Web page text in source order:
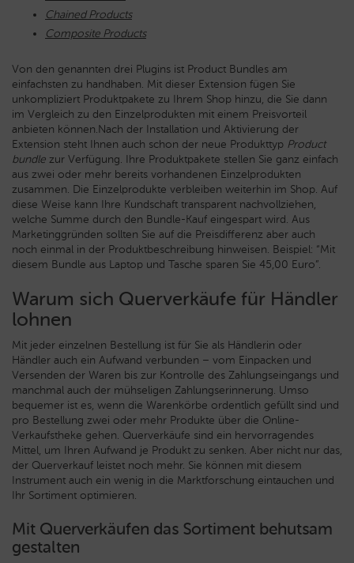
Chained Products
Composite Products
Von den genannten drei Plugins ist Product Bundles am
einfachsten zu handhaben. Mit dieser Extension fügen Sie
unkompliziert Produktpakete zu Ihrem Shop hinzu, die Sie dann
im Vergleich zu den Einzelprodukten mit einem Preisvorteil
anbieten können.Nach der Installation und Aktivierung der
Extension steht Ihnen auch schon der neue Produkttyp Product
bundle zur Verfügung. Ihre Produktpakete stellen Sie ganz einfach
aus zwei oder mehr bereits vorhandenen Einzelprodukten
zusammen. Die Einzelprodukte verbleiben weiterhin im Shop. Auf
diese Weise kann Ihre Kundschaft transparent nachvollziehen,
welche Summe durch den Bundle-Kauf eingespart wird. Aus
Marketinggründen sollten Sie auf die Preisdifferenz aber auch
noch einmal in der Produktbeschreibung hinweisen. Beispiel: “Mit
diesem Bundle aus Laptop und Tasche sparen Sie 45,00 Euro”.
Warum sich Querverkäufe für Händler
lohnen
Mit jeder einzelnen Bestellung ist für Sie als Händlerin oder
Händler auch ein Aufwand verbunden – vom Einpacken und
Versenden der Waren bis zur Kontrolle des Zahlungseingangs und
manchmal auch der mühseligen Zahlungserinnerung. Umso
bequemer ist es, wenn die Warenkörbe ordentlich gefüllt sind und
pro Bestellung zwei oder mehr Produkte über die Online-
Verkaufstheke gehen. Querverkäufe sind ein hervorragendes
Mittel, um Ihren Aufwand je Produkt zu senken. Aber nicht nur das,
der Querverkauf leistet noch mehr. Sie können mit diesem
Instrument auch ein wenig in die Marktforschung eintauchen und
Ihr Sortiment optimieren.
Mit Querverkäufen das Sortiment behutsam
gestalten